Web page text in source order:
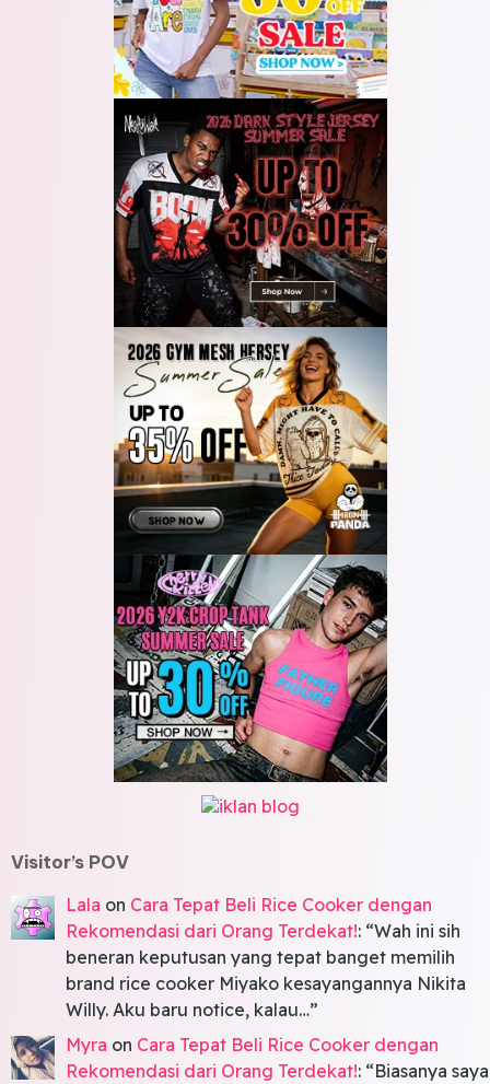
Visitor’s POV
Lala on Cara Tepat Beli Rice Cooker dengan
Rekomendasi dari Orang Terdekat!: “Wah ini sih
beneran keputusan yang tepat banget memilih
brand rice cooker Miyako kesayangannya Nikita
Willy. Aku baru notice, kalau…”
Myra on Cara Tepat Beli Rice Cooker dengan
Rekomendasi dari Orang Terdekat!: “Biasanya saya